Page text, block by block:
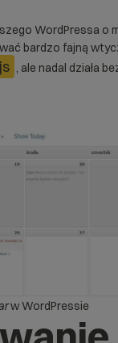
WordPressa o
bardzo fajną
, ale nadal działa
w WordPressie